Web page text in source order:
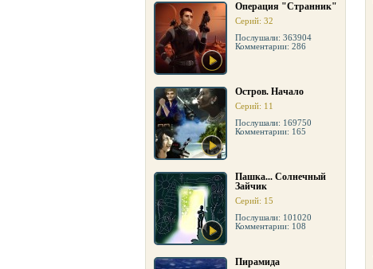
Операция "Странник"
Серий: 32
Послушали: 363904
Комментарии: 286
Остров. Начало
Серий: 11
Послушали: 169750
Комментарии: 165
Пашка... Солнечный
Зайчик
Серий: 15
Послушали: 101020
Комментарии: 108
Пирамида